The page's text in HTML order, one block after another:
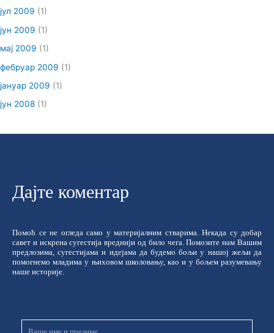
јул 2009 (1)
јун 2009 (1)
мај 2009 (1)
фебруар 2009 (1)
јануар 2009 (1)
јун 2008 (1)
Дајте коментар
Помоћ се не огледа само у материјалним стварима. Некада су добар
савет и искрена сугестија вреднији од било чега. Помозите нам Вашим
предлозима, сугестијама и идејама да будемо бољи у нашој жељи да
помогнемо младима у њиховом школовању, као и у бољем разумевању
наше историје.